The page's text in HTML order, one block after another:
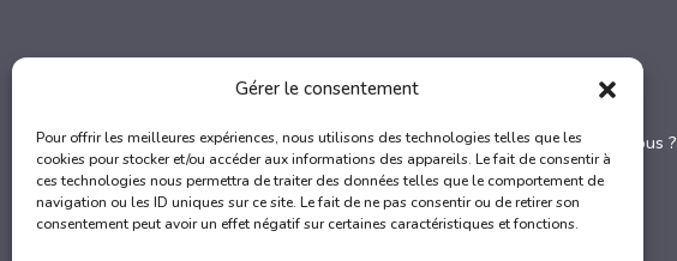
Gérer le consentement
Pour offrir les meilleures expériences, nous utilisons des technologies telles que les
cookies pour stocker et/ou accéder aux informations des appareils. Le fait de consentir à
ces technologies nous permettra de traiter des données telles que le comportement de
navigation ou les ID uniques sur ce site. Le fait de ne pas consentir ou de retirer son
consentement peut avoir un effet négatif sur certaines caractéristiques et fonctions.
Qui sommes-nous ?
Formations
La vie à l’IFEN